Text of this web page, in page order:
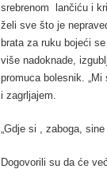
srebrenom lančiću i
želi sve što je
brata za ruku bojeći
više nadoknade,
promuca bolesnik.
i zagrljajem.
„Gdje si , zaboga,
Dogovorili su da će